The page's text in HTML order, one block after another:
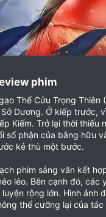
phim​
Thế Cửu Trọng Thiên
Sở Dương. Ở kiếp trước,
Kiếm. Trở lại thời
số phận của bằng hữu
kẻ thù một bước.
phim sảng văn kết
léo. Bên cạnh đó,
luyện rộng lớn. Hình ảnh
thể cưỡng lại của